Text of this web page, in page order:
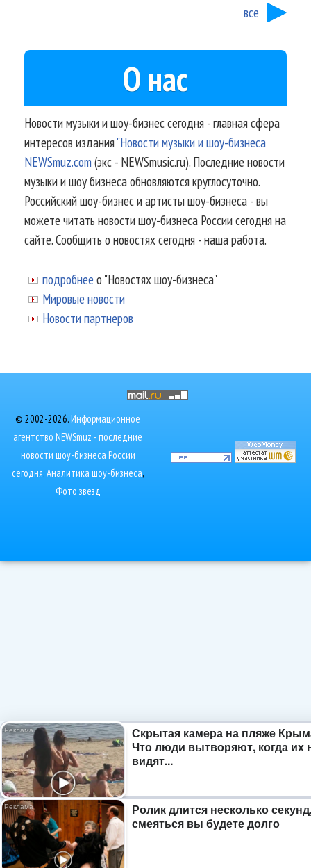
все
О нас
Новости музыки и шоу-бизнес сегодня - главная сфера
интересов издания"Новости музыки и шоу-бизнеса
NEWSmuz.com(экс - NEWSmusic.ru). Последние новости
музыки и шоу бизнеса обновляются круглосуточно.
Российский шоу-бизнес и артисты шоу-бизнеса - вы
можете читать новости шоу-бизнеса России сегодня на
сайте. Сообщить о новостях сегодня - наша работа.
подробнее о "Новостях шоу-бизнеса"
Мировые новости
Новости партнеров
© 2002-2026.Информационное
агентство NEWSmuz - последние
новости шоу-бизнеса России
сегодня.Аналитика шоу-бизнеса,
Фото звезд
Скрытая камера на пляже
Что люди вытворяют, когда их
видят...
Ролик длится несколько
смеяться вы будете долго